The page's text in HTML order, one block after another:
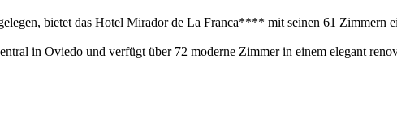
bietet das Hotel Mirador de La Franca**** mit seinen 61 Zimmern
in Oviedo und verfügt über 72 moderne Zimmer in einem elegant